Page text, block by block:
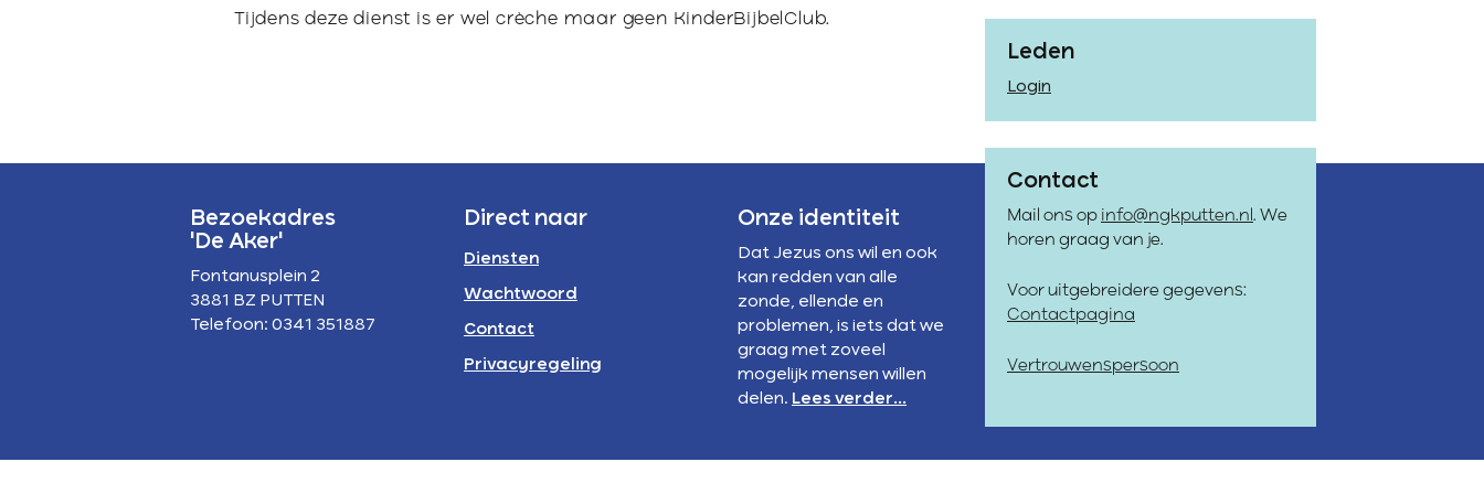
Privacyregeling
Verstandelijke
beperking
Tijdens deze dienst is er wel crèche maar geen KinderBijbelClub.
Leden
Login
Contact
Mail ons op info@ngkputten.nl . We
horen graag van je.
Voor uitgebreidere gegevens:
Contactpagina
Vertrouwenspersoon
Bezoekadres
'De Aker'
Fontanusplein 2
3881 BZ PUTTEN
Telefoon: 0341 351887
Direct naar
Diensten
Wachtwoord
Contact
Privacyregeling
Onze identiteit
Dat Jezus ons wil en ook
kan redden van alle
zonde, ellende en
problemen, is iets dat we
graag met zoveel
mogelijk mensen willen
delen. Lees verder...